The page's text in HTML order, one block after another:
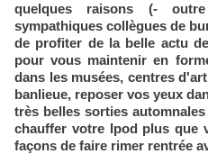
quelques raisons (-
sympathiques collègues de
de profiter de la belle actu
pour vous maintenir en
dans les musées, centres
banlieue, reposer vos yeux
très belles sorties
chauffer votre Ipod plus que
façons de faire rimer rentrée